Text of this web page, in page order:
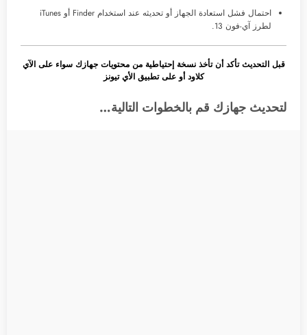
احتمال فشل استعادة الجهاز أو تحديثه عند استخدام Finder أو iTunes
لطرز آي-فون 13.
قبل التحديث تأكد أن تأخذ نسخة إحتياطية من محتويات جهازك سواء على الآي
كلاود أو على تطبيق الأي تيونز
لتحديث جهازك قم بالخطوات التالية…